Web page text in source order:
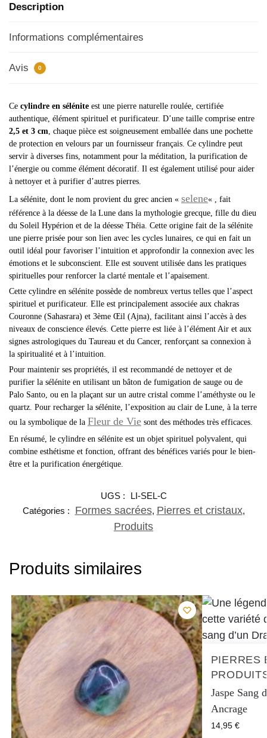
Description
Informations complémentaires
Avis 0
Ce cylindre en sélénite est une pierre naturelle roulée, certifiée
authentique, élément spirituel et purificateur. D’une taille comprise entre
2,5 et 3 cm , chaque pièce est soigneusement emballée dans une pochette
de protection en velours par un fournisseur français. Ce cylindre peut
servir à diverses fins, notamment pour la méditation, la purification de
l’énergie ou comme élément décoratif. Il est également utilisé pour aider
à nettoyer et à purifier d’autres pierres.
La sélénite, dont le nom provient du grec ancien « selene« , fait
référence à la déesse de la Lune dans la mythologie grecque, fille du dieu
du Soleil Hypérion et de la déesse Théia. Cette origine fait de la sélénite
une pierre prisée pour son lien avec les cycles lunaires, ce qui en fait un
outil idéal pour favoriser l’intuition et approfondir la connexion avec les
émotions et le subconscient. Elle est souvent utilisée dans les pratiques
spirituelles pour renforcer la clarté mentale et l’apaisement.
Cette cylindre en sélénite possède de nombreux vertus telles que l’aspect
spirituel et purificateur. Elle est principalement associée aux chakras
Couronne (Sahasrara) et 3ème Œil (Ajna), facilitant ainsi l’accès à des
niveaux de conscience élevés. Cette pierre est liée à l’élément Air et aux
signes astrologiques du Taureau et du Cancer, renforçant sa connexion à
la spiritualité et à l’intuition.
Pour maintenir ses propriétés, il est recommandé de nettoyer et de
purifier la sélénite en utilisant un bâton de fumigation de sauge ou de
Palo Santo, ou en la plaçant sur un autre cristal comme l’améthyste ou le
quartz. Pour recharger la sélénite, l’exposition au clair de Lune, à la terre
ou la symbolique de la Fleur de Vie sont des méthodes très efficaces.
En résumé, le cylindre en sélénite est un objet spirituel polyvalent, qui
combine esthétisme et fonction, offrant des bénéfices variés pour le bien-
être et la purification énergétique.
UGS :
LI-SEL-C
Catégories :
Formes sacrées, Pierres et cristaux,
Produits
Produits similaires
PIERRES
Jaspe Sang
Ancrage
14,95 €